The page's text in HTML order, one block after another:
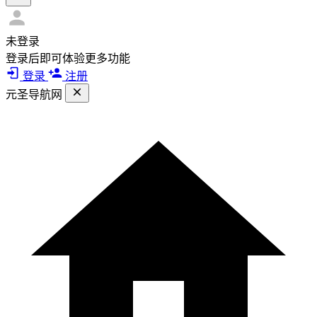
未登录
登录后即可体验更多功能
登录
注册
元圣导航网